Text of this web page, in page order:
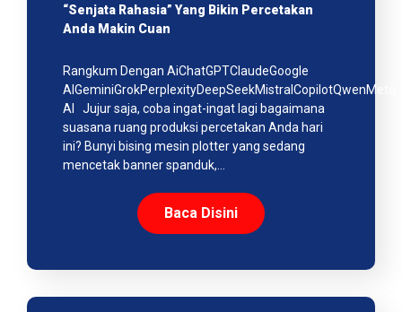
“Senjata Rahasia” Yang Bikin Percetakan
Anda Makin Cuan
Rangkum Dengan AiChatGPTClaudeGoogle
AIGeminiGrokPerplexityDeepSeekMistralCopilotQwenMeta
AI Jujur saja, coba ingat-ingat lagi bagaimana
suasana ruang produksi percetakan Anda hari
ini? Bunyi bising mesin plotter yang sedang
mencetak banner spanduk,…
Baca Disini